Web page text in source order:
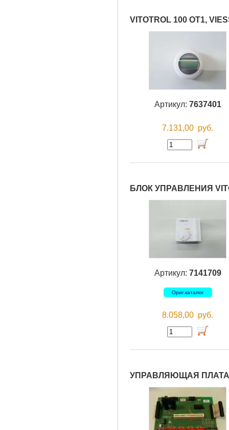
VITOTROL 100 OT1,
Артикул: 7637401
7.131,00 руб.
БЛОК УПРАВЛЕНИЯ
Артикул: 7141709
Ориг.каталог
8.058,00 руб.
УПРАВЛЯЮЩАЯ ПЛАТА